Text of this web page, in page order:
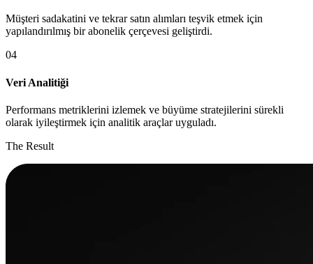
Müşteri sadakatini ve tekrar satın alımları teşvik etmek için
yapılandırılmış bir abonelik çerçevesi geliştirdi.
04
Veri Analitiği
Performans metriklerini izlemek ve büyüme stratejilerini sürekli
olarak iyileştirmek için analitik araçlar uyguladı.
The Result